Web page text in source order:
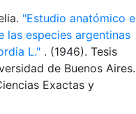
"Estudio anatómico e
las especies argentinas
L." . (1946). Tesis
de Buenos Aires.
Exactas y